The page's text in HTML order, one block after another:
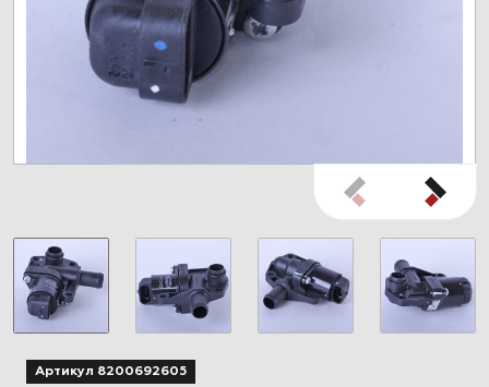
Артикул 8200692605